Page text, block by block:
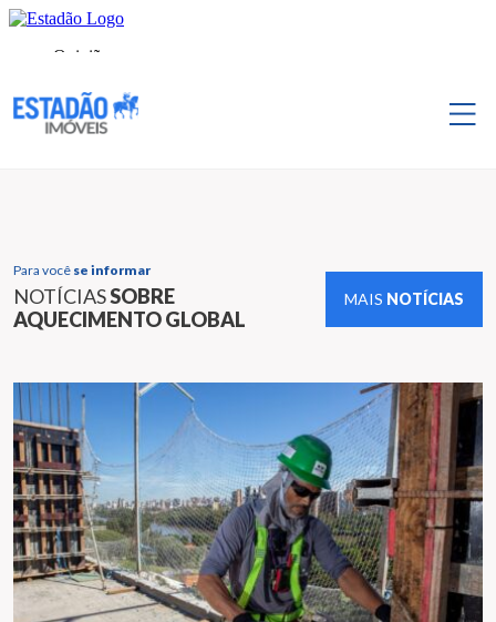
Para você se informar
NOTÍCIASSOBRE
AQUECIMENTO GLOBAL
MAIS NOTÍCIAS